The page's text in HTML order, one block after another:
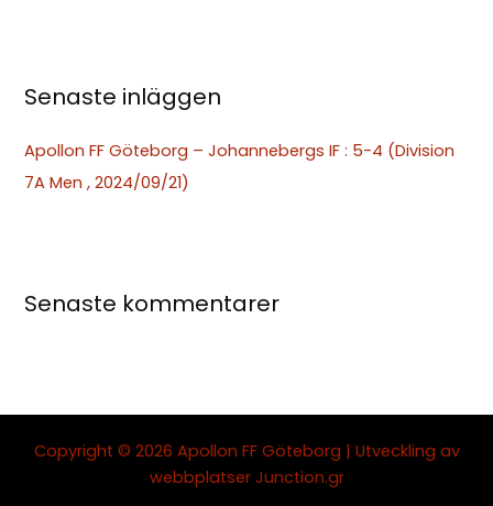
Senaste inläggen
Apollon FF Göteborg – Johannebergs IF : 5-4 (Division
7A Men , 2024/09/21)
Senaste kommentarer
Copyright © 2026 Apollon FF Göteborg | Utveckling av
webbplatser Junction.gr